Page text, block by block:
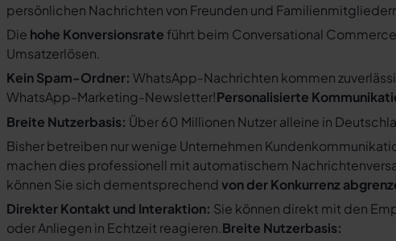
persönlichen Nachrichten von Freunden und
Die hohe Konversionsrate führt beim Conversational
Umsatzerlösen.
Kein Spam-Ordner: WhatsApp-Nachrichten kommen
WhatsApp-Marketing-Newsletter!Personalisierte
Breite Nutzerbasis: Über 60 Millionen Nutzer alleine in
Bisher betreiben nur wenige Unternehmen
machen dies professionell mit automatischem
können Sie sich dementsprechendvon der Konkurrenz
Direkter Kontakt und Interaktion: Sie können direkt mit den
oder Anliegen in Echtzeit reagieren.Breite Nutzerbasis: